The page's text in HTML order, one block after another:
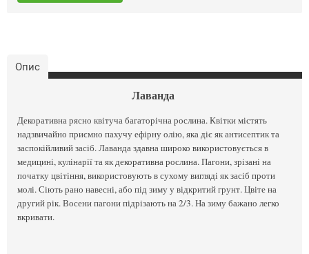
Опис
Лаванда
Декоративна рясно квітуча багаторічна рослина. Квітки містять
надзвичайно приємно пахучу ефірну олію, яка діє як антисептик та
заспокійливий засіб. Лаванда здавна широко використовується в
медицині, кулінарії та як декоративна рослина. Пагони, зрізані на
початку цвітіння, використовують в сухому вигляді як засіб проти
молі. Сіють рано навесні, або під зиму у відкритий грунт. Цвіте на
другий рік. Восени пагони підрізають на 2/3. На зиму бажано легко
вкривати.